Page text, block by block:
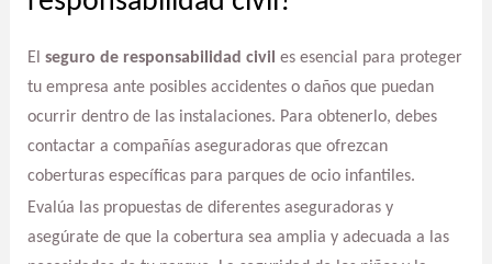
El seguro de responsabilidad civil es esencial para proteger
tu empresa ante posibles accidentes o daños que puedan
ocurrir dentro de las instalaciones. Para obtenerlo, debes
contactar a compañías aseguradoras que ofrezcan
coberturas específicas para parques de ocio infantiles.
Evalúa las propuestas de diferentes aseguradoras y
asegúrate de que la cobertura sea amplia y adecuada a las